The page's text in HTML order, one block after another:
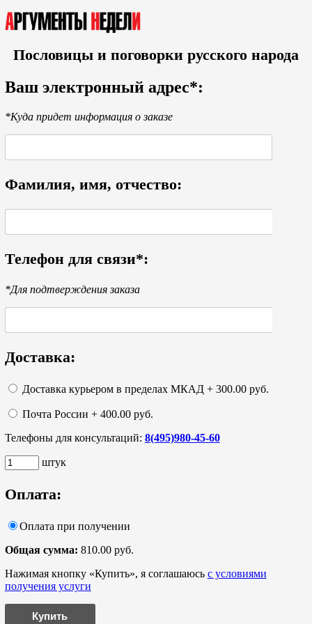
Пословицы и поговорки русского народа
Ваш электронный адрес*:
*Куда придет информация о заказе
Фамилия, имя, отчество:
Телефон для связи*:
*Для подтверждения заказа
Доставка:
Доставка курьером в пределах МКАД + 300.00 руб.
Почта России + 400.00 руб.
Телефоны для консультаций: 8(495)980-45-60
штук
Оплата:
Оплата при получении
Общая сумма: 810.00 руб.
Нажимая кнопку «Купить», я соглашаюсь с условиями
получения услуги